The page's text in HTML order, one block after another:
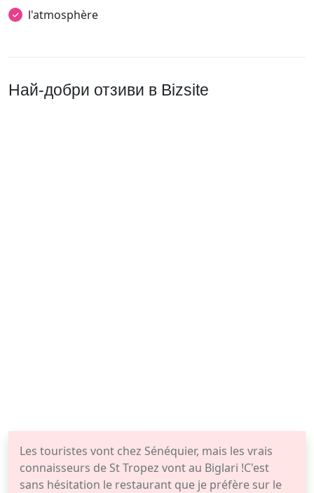
l'atmosphère
Най-добри отзиви в Bizsite
Les touristes vont chez Sénéquier, mais les vrais
connaisseurs de St Tropez vont au Biglari !C'est
sans hésitation le restaurant que je préfère sur le